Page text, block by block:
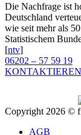
Die Nachfrage ist
Deutschland
wie seit mehr als
Statistischem
[ntv]
06202 – 57 59 19
Copyright 2026 ©
AGB